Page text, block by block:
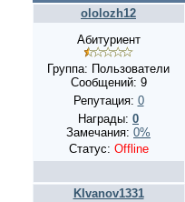
ololozh12
Абитуриент
Группа: Пользователи
Сообщений: 9
Репутация: 0
Награды: 0
Замечания: 0%
Статус: Offline
KIvanov1331